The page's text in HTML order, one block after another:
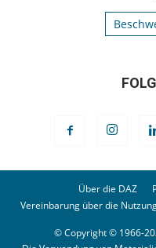
Über die DAZ
Vereinbarung über die
© Copyright © 1966-